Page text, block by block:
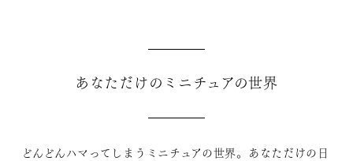
あなただけのミニチュアの世界
どんどんハマってしまうミニチュアの世界。あなただけの日